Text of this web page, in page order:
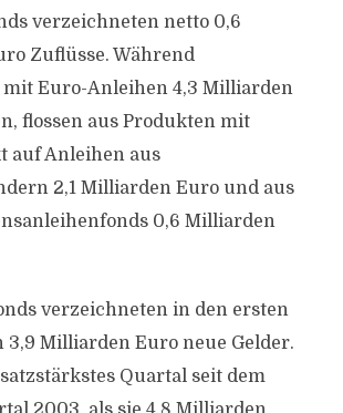
verzeichneten netto 0,6
Zuflüsse. Während
mit Euro-Anleihen 4,3 Milliarden
flossen aus Produkten mit
auf Anleihen aus
2,1 Milliarden Euro und aus
0,6 Milliarden
verzeichneten in den ersten
3,9 Milliarden Euro neue Gelder.
Quartal seit dem